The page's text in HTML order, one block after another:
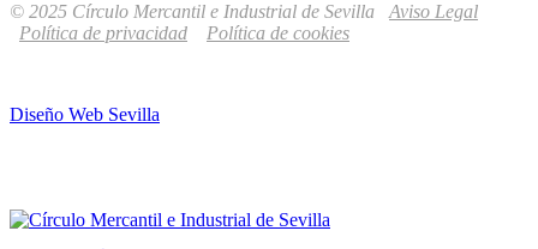
© 2025 Círculo Mercantil e Industrial de Sevilla Aviso Legal
Política de privacidad
Política de cookies
Diseño Web Sevilla